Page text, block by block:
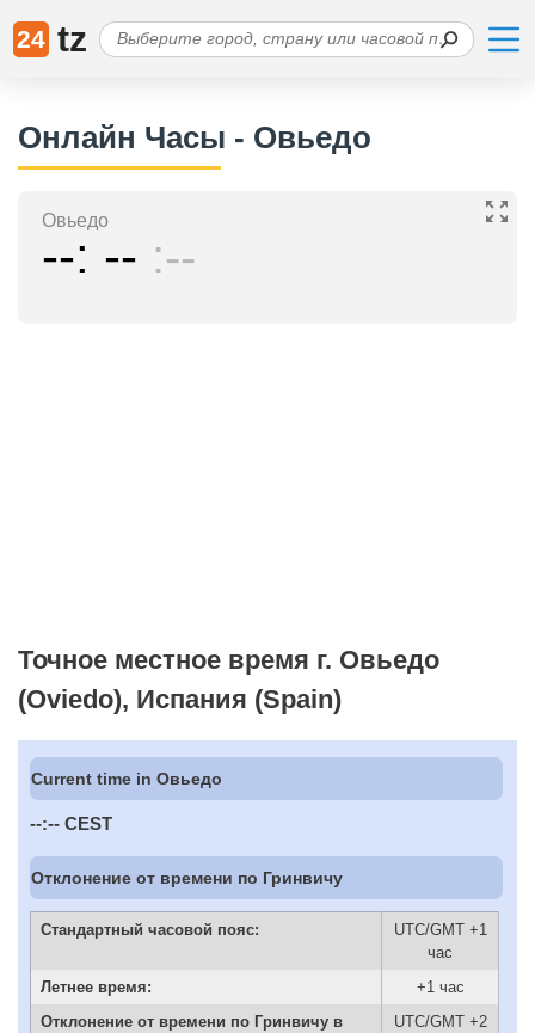
24 tz
Онлайн Часы - Овьедо
Овьедо
-- -- --
Точное местное время г. Овьедо
(Oviedo), Испания (Spain)
Current time in Овьедо
--:-- CEST
Отклонение от времени по Гринвичу
Стандартный часовой пояс:
UTC/GMT +1
час
Летнее время:
+1 час
Отклонение от времени по Гринвичу в
UTC/GMT +2